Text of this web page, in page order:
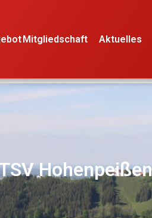
Mitgliedschaft Aktuelles